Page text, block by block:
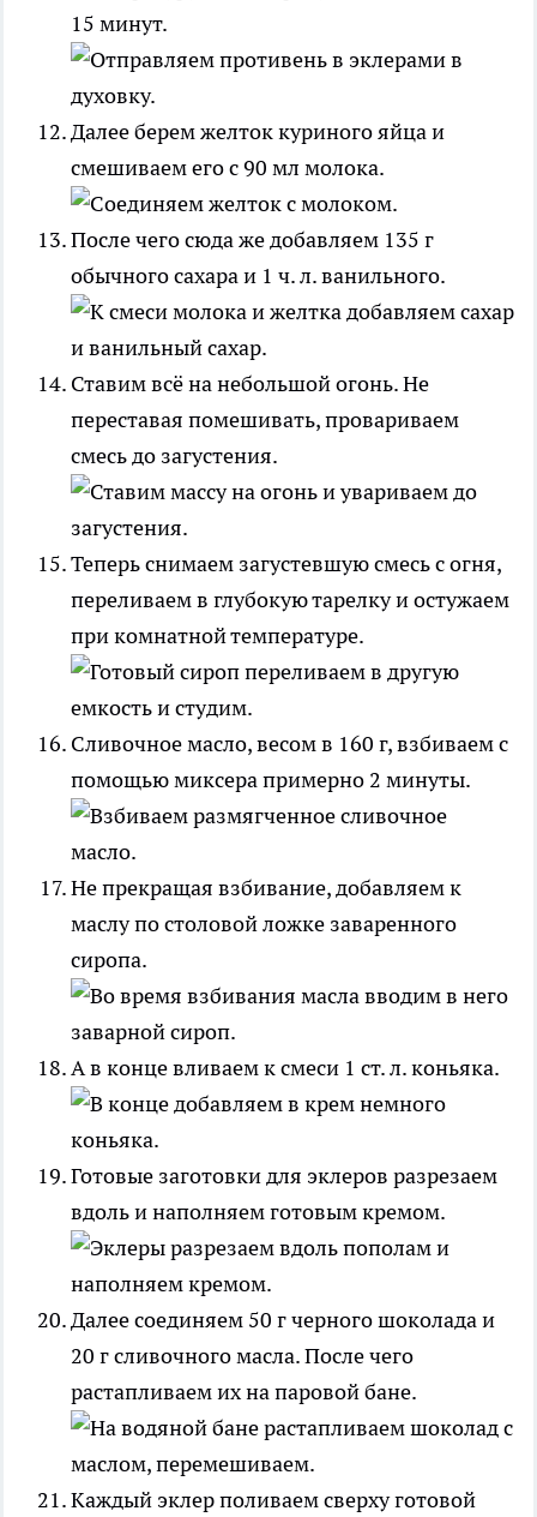
15 минут.
Далее берем желток куриного яйца и
смешиваем его с 90 мл молока.
После чего сюда же добавляем 135 г
обычного сахара и 1 ч. л. ванильного.
Ставим всё на небольшой огонь. Не
переставая помешивать, провариваем
смесь до загустения.
Теперь снимаем загустевшую смесь с огня,
переливаем в глубокую тарелку и остужаем
при комнатной температуре.
Сливочное масло, весом в 160 г, взбиваем с
помощью миксера примерно 2 минуты.
Не прекращая взбивание, добавляем к
маслу по столовой ложке заваренного
сиропа.
А в конце вливаем к смеси 1 ст. л. коньяка.
Готовые заготовки для эклеров разрезаем
вдоль и наполняем готовым кремом.
Далее соединяем 50 г черного шоколада и
20 г сливочного масла. После чего
растапливаем их на паровой бане.
Каждый эклер поливаем сверху готовой